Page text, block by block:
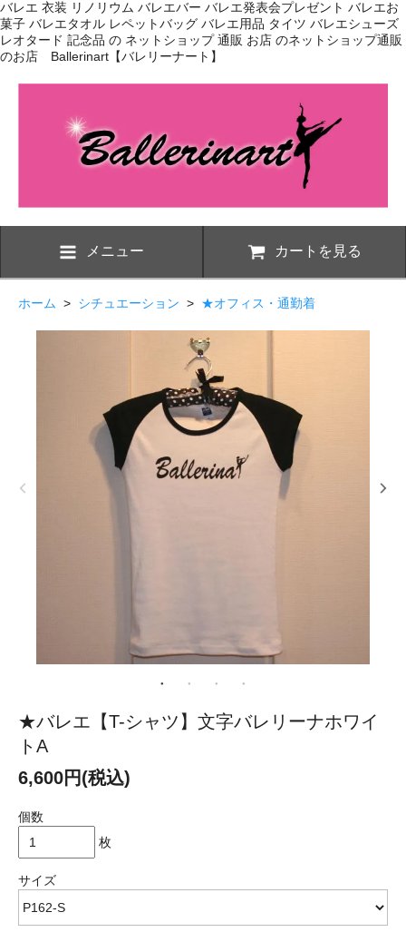
バレエ 衣装 リノリウム バレエバー バレエ発表会プレゼント バレエお
菓子 バレエタオル レペットバッグ バレエ用品 タイツ バレエシューズ
レオタード 記念品 の ネットショップ 通販 お店 のネットショップ通販
のお店 Ballerinart【バレリーナート】
メニュー カートを見る
ホーム > シチュエーション > ★オフィス・通勤着
★バレエ【T-シャツ】文字バレリーナホワイ
トA
6,600円(税込)
個数
枚
サイズ